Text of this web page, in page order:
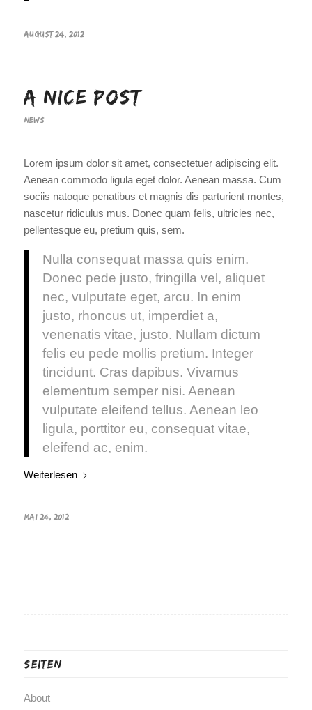
AUGUST 24, 2012
A nice post
NEWS
Lorem ipsum dolor sit amet, consectetuer adipiscing elit.
Aenean commodo ligula eget dolor. Aenean massa. Cum
sociis natoque penatibus et magnis dis parturient montes,
nascetur ridiculus mus. Donec quam felis, ultricies nec,
pellentesque eu, pretium quis, sem.
Nulla consequat massa quis enim.
Donec pede justo, fringilla vel, aliquet
nec, vulputate eget, arcu. In enim
justo, rhoncus ut, imperdiet a,
venenatis vitae, justo. Nullam dictum
felis eu pede mollis pretium. Integer
tincidunt. Cras dapibus. Vivamus
elementum semper nisi. Aenean
vulputate eleifend tellus. Aenean leo
ligula, porttitor eu, consequat vitae,
eleifend ac, enim.
Weiterlesen
MAI 24, 2012
Seiten
About